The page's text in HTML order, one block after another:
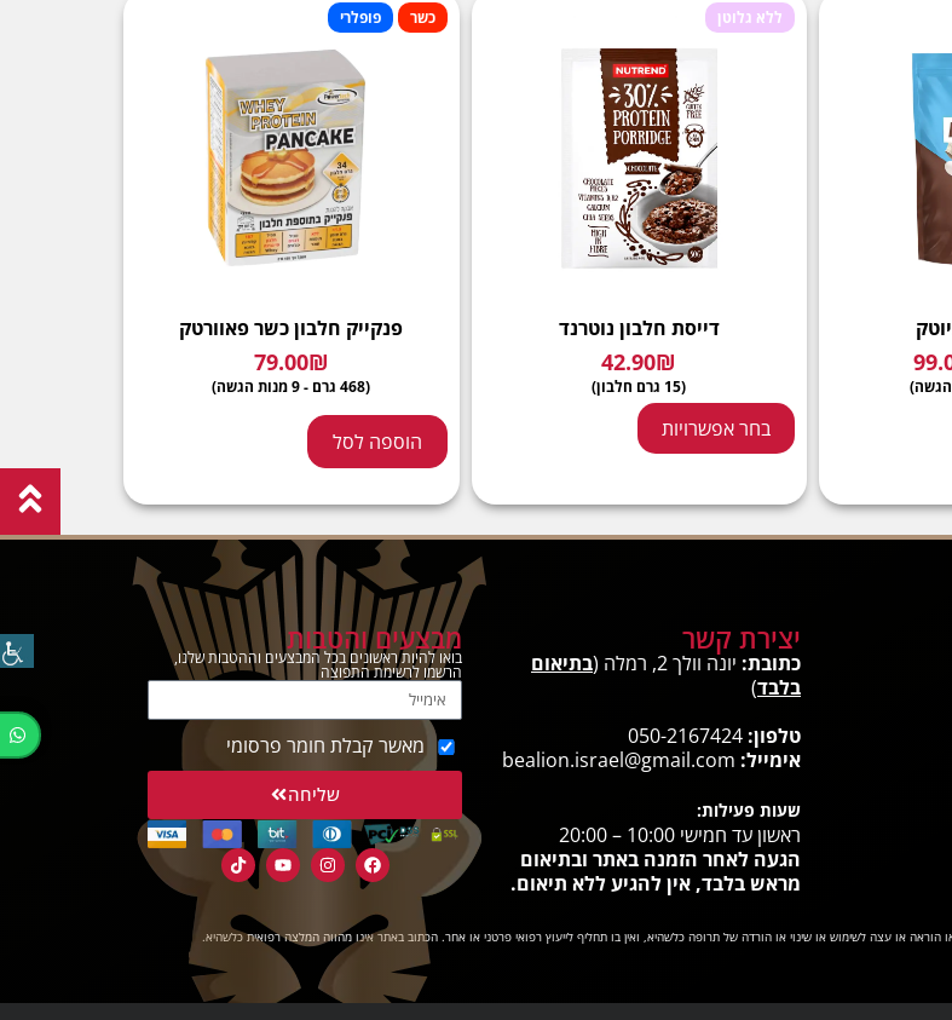
ללא גלוטן
דייסת חלבון נוטרנד
42.90₪
(15 גרם חלבון)
בחר אפשרויות
כשר פופלרי
פנקייק חלבון כשר פאוורטק
79.00₪
(468 גרם - 9 מנות הגשה)
הוספה לסל
יצירת קשר
כתובת: יונה וולך 2, רמלה (
בתיאום
בלבד)
טלפון: 050-2167424
אימייל: bealion.israel@gmail.com
שעות פעילות:
ראשון עד חמישי 10:00 – 20:00
הגעה לאחר הזמנה באתר ובתיאום
מראש בלבד, אין להגיע ללא תיאום.
מבצעים והטבות
בואו להיות ראשונים בכל המבצעים וההטבות שלנו,
הרשמו לרשימת התפוצה
מאשר קבלת חומר פרסומי
שליחה
או עצה לשימוש או שינוי או הורדה של תרופה כלשהיא, ואין בו תחליף לייעוץ רפואי פרטני או אחר. הכתוב באתר אינו מהווה המלצה רפואית כלשהיא.